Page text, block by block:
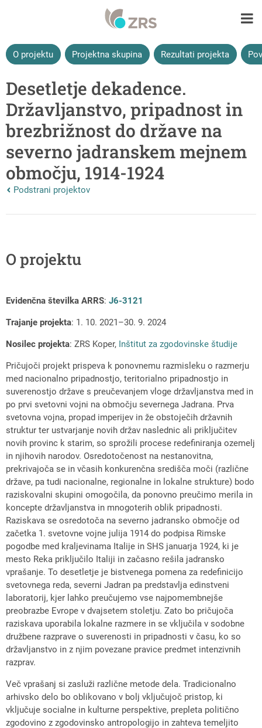
O projektu Projektna skupina Rezultati projekta
Desetletje dekadence.
Državljanstvo, pripadnost in
brezbrižnost do države na
severno jadranskem mejnem
območju, 1914-1924
Nazaj na vrhnjo stran:
Podstrani projektov
O projektu
Evidenčna številka ARRS: J6-3121
Trajanje projekta: 1. 10. 2021–30. 9. 2024
Nosilec projekta: ZRS Koper, Inštitut za zgodovinske študije
Pričujoči projekt prispeva k ponovnemu razmisleku o razmerju
med nacionalno pripadnostjo, teritorialno pripadnostjo in
suverenostjo države s preučevanjem vloge državljanstva med in
po prvi svetovni vojni na območju severnega Jadrana. Prva
svetovna vojna, propad imperijev in že obstoječih državnih
struktur ter ustvarjanje novih držav naslednic ali priključitev
novih provinc k starim, so sprožili procese redefiniranja ozemelj
in njihovih narodov. Osredotočenost na nestanovitna,
prekrivajoča se in včasih konkurenčna središča moči (različne
države, pa tudi nacionalne, regionalne in lokalne strukture) bodo
raziskovalni skupini omogočila, da ponovno preučimo merila in
koncepte državljanstva in mnogoterih oblik pripadnosti.
Raziskava se osredotoča na severno jadransko območje od
začetka 1. svetovne vojne julija 1914 do podpisa Rimske
pogodbe med kraljevinama Italije in SHS januarja 1924, ki je
mesto Reka priključilo Italiji in začasno rešila jadransko
vprašanje. To desetletje je bistvenega pomena za redefinicijo
svetovnega reda, severni Jadran pa predstavlja edinstveni
laboratorij, kjer lahko preučujemo vse najpomembnejše
preobrazbe Evrope v dvajsetem stoletju. Zato bo pričujoča
raziskava uporabila lokalne razmere in se vključila v sodobne
družbene razprave o suverenosti in pripadnosti v času, ko so
državljanstvo in z njim povezane pravice predmet intenzivnih
razprav.
Več vprašanj si zasluži različne metode dela. Tradicionalno
arhivsko delo bo oblikovano v bolj vključujoč pristop, ki
vključuje socialne in kulturne perspektive, prepleta politično
zgodovino z zgodovinsko antropologijo in zahteva temeljito